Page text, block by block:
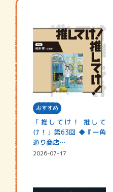
おすすめ
「推してけ！ 推して
け！」第63回 ◆『一角
通り商店…
2026-07-17